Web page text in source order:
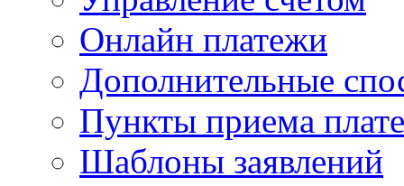
Онлайн платежи
Дополнительные
Пункты приема
Шаблоны заявлений